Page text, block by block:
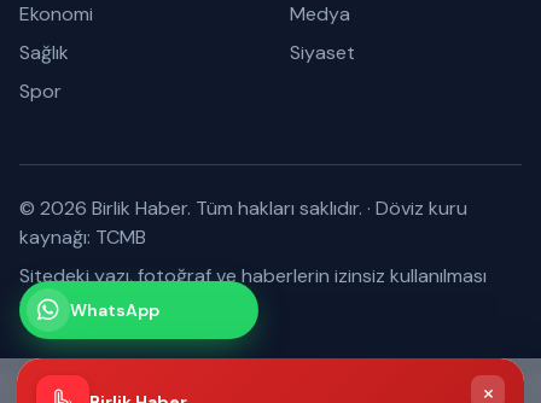
Ekonomi
Medya
Sağlık
Siyaset
Spor
© 2026 Birlik Haber. Tüm hakları saklıdır. · Döviz kuru
kaynağı: TCMB
Sitedeki yazı, fotoğraf ve haberlerin izinsiz kullanılması
yasaktır.WhatsApp
Kanalımız
Abone olabilirsiniz
×